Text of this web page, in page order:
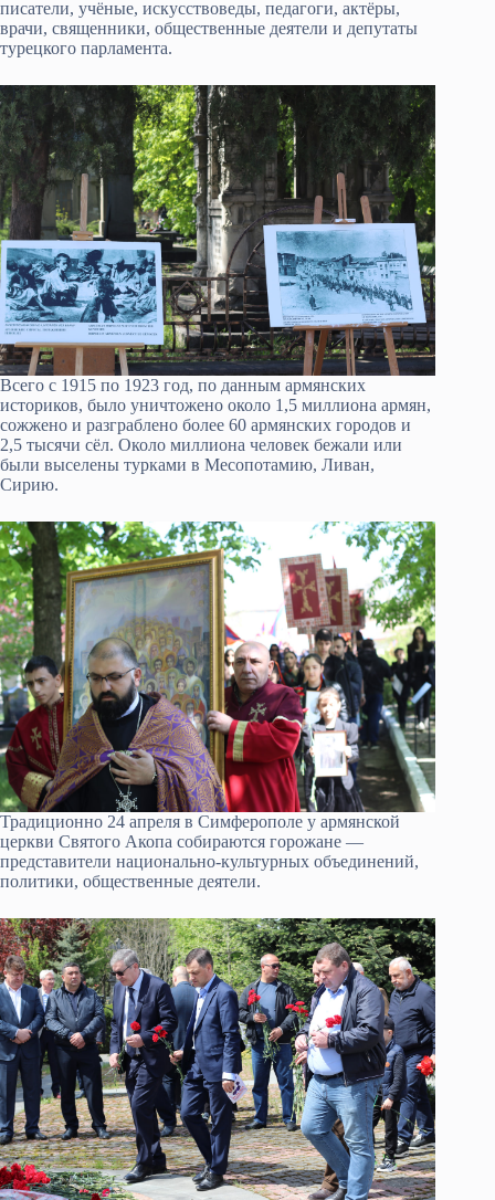
писатели, учёные, искусствоведы, педагоги, актёры,
врачи, священники, общественные деятели и депутаты
турецкого парламента.
Всего с 1915 по 1923 год, по данным армянских
историков, было уничтожено около 1,5 миллиона армян,
сожжено и разграблено более 60 армянских городов и
2,5 тысячи сёл. Около миллиона человек бежали или
были выселены турками в Месопотамию, Ливан,
Сирию.
Традиционно 24 апреля в Симферополе у армянской
церкви Святого Акопа собираются горожане —
представители национально-культурных объединений,
политики, общественные деятели.